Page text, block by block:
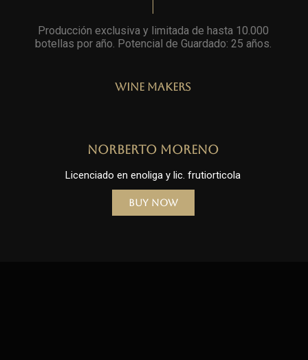
Producción exclusiva y limitada de hasta 10.000
botellas por año. Potencial de Guardado: 25 años
Wine Makers
Norberto Moreno
Licenciado en enoliga y lic. frutiorticola
Buy Now